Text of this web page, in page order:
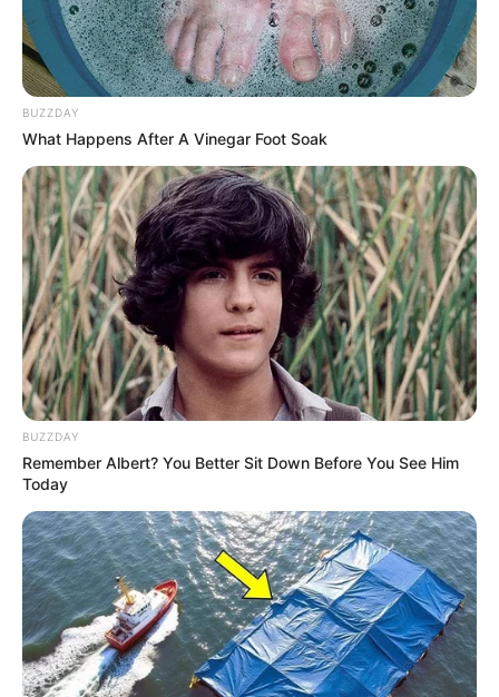
BUZZDAY
What Happens After A Vinegar Foot Soak
BUZZDAY
Remember Albert? You Better Sit Down Before You See Him
Today